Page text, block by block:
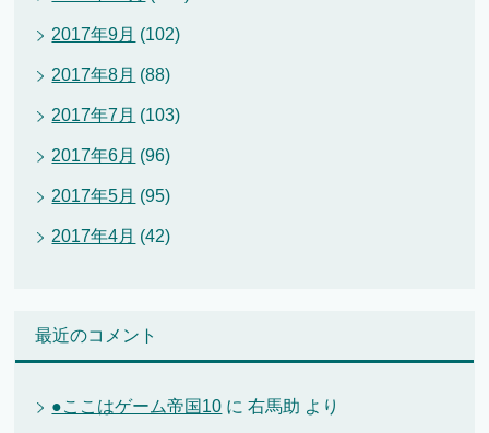
2017年9月 (102)
2017年8月 (88)
2017年7月 (103)
2017年6月 (96)
2017年5月 (95)
2017年4月 (42)
最近のコメント
●ここはゲーム帝国10 に右馬助 より